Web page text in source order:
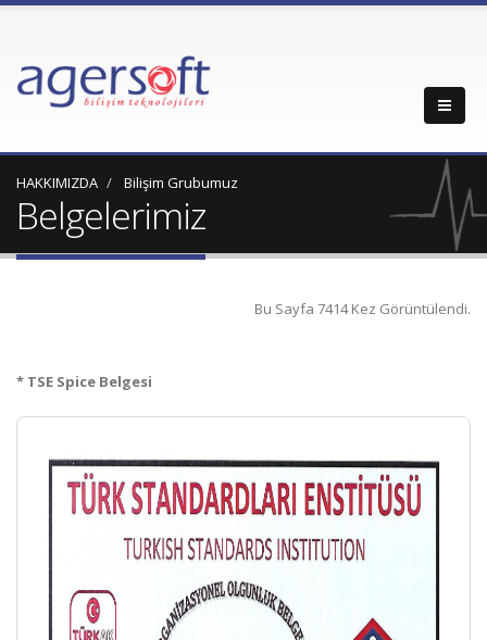
HAKKIMIZDA Bilişim Grubumuz
Belgelerimiz
Bu Sayfa 7414 Kez Görüntülendi.
* TSE Spice Belgesi